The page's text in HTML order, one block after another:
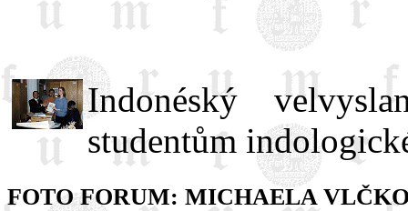
Indonéský
studentům
FOTO FORUM: MICHAELA